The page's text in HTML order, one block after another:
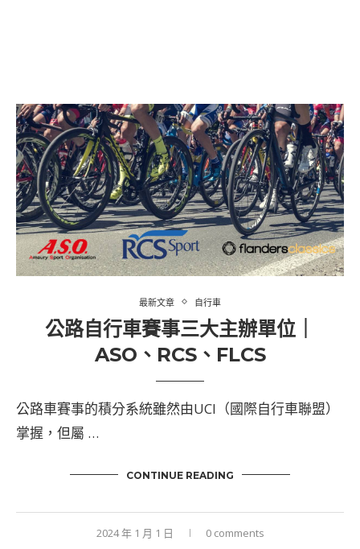
最新文章 自行車
公路自行車賽事三大主辦單位｜
ASO、RCS、FLCS
公路車賽事的積分系統雖然由UCI（國際自行車聯盟）
掌握，但屬 …
CONTINUE READING
2024 年 1 月 1 日 0 comments